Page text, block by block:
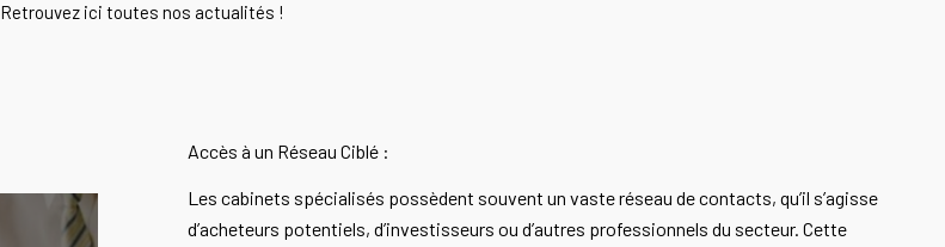
Retrouvez ici toutes nos actualités !
Accès à un Réseau Ciblé :
Les cabinets spécialisés possèdent souvent un vaste réseau de contacts, qu’il s’agisse
d’acheteurs potentiels, d’investisseurs ou d’autres professionnels du secteur. Cette